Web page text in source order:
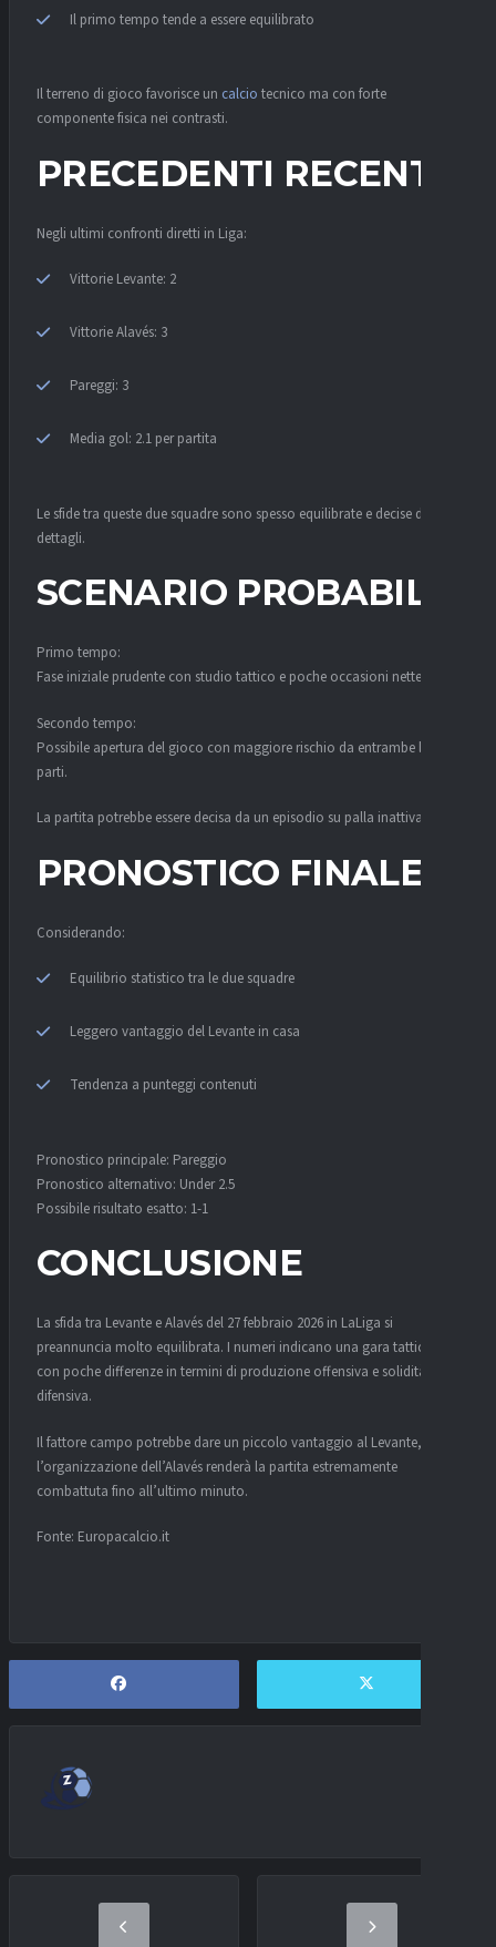
Il primo tempo tende a essere equilibrato
Il terreno di gioco favorisce un calcio tecnico ma con forte
componente fisica nei contrasti.
PRECEDENTI RECENTI
Negli ultimi confronti diretti in Liga:
Vittorie Levante: 2
Vittorie Alavés: 3
Pareggi: 3
Media gol: 2.1 per partita
Le sfide tra queste due squadre sono spesso equilibrate e decise da
dettagli.
SCENARIO PROBABILE
Primo tempo:
Fase iniziale prudente con studio tattico e poche occasioni nette.
Secondo tempo:
Possibile apertura del gioco con maggiore rischio da entrambe le
parti.
La partita potrebbe essere decisa da un episodio su palla inattiva.
PRONOSTICO FINALE
Considerando:
Equilibrio statistico tra le due squadre
Leggero vantaggio del Levante in casa
Tendenza a punteggi contenuti
Pronostico principale: Pareggio
Pronostico alternativo: Under 2.5
Possibile risultato esatto: 1-1
CONCLUSIONE
La sfida tra Levante e Alavés del 27 febbraio 2026 in LaLiga si
preannuncia molto equilibrata. I numeri indicano una gara tattica,
con poche differenze in termini di produzione offensiva e solidità
difensiva.
Il fattore campo potrebbe dare un piccolo vantaggio al Levante, ma
l’organizzazione dell’Alavés renderà la partita estremamente
combattuta fino all’ultimo minuto.
Fonte: Europacalcio.it